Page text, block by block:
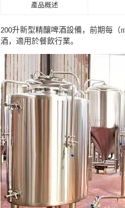
產品概述
200升新型精釀啤酒設備，前期每（
酒，適用於餐飲行業。